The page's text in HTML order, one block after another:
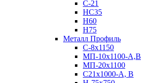
C-21
НС35
Н60
H75
Металл Профиль
С-8х1150
МП-10x1100-А,В
МП-20х1100
С21х1000-А, В